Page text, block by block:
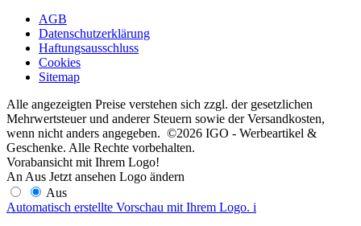
AGB
Datenschutzerklärung
Haftungsausschluss
Cookies
Sitemap
Alle angezeigten Preise verstehen sich zzgl. der gesetzlichen
Mehrwertsteuer und anderer Steuern sowie der Versandkosten,
wenn nicht anders angegeben. ©2026 IGO - Werbeartikel &
Geschenke. Alle Rechte vorbehalten.
Vorabansicht mit Ihrem Logo!
An Aus Jetzt ansehen Logo ändern
Aus
Automatisch erstellte Vorschau mit Ihrem Logo. i